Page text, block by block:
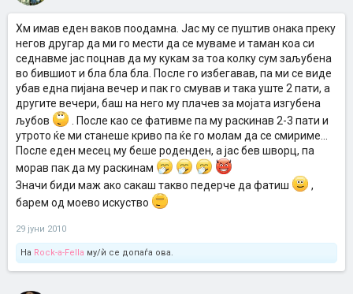
Хм имав еден ваков поодамна. Јас му се пуштив онака преку
негов другар да ми го мести да се муваме и таман коа си
седнавме јас поцнав да му кукам за тоа колку сум заљубена
во бившиот и бла бла бла. После го избегавав, па ми се виде
убав една пијана вечер и пак го смував и така уште 2 пати, а
другите вечери, баш на него му плачев за мојата изгубена
љубов
. После као се фативме па му раскинав 2-3 пати и
утрото ќе ми станеше криво па ќе го молам да се смириме...
После еден месец му беше роденден, а јас бев шворц, па
морав пак да му раскинам
Значи биди маж ако сакаш такво педерче да фатиш
,
барем од моево искуство
29 јуни 2010
На Rock-a-Fella му/ѝ се допаѓа ова.